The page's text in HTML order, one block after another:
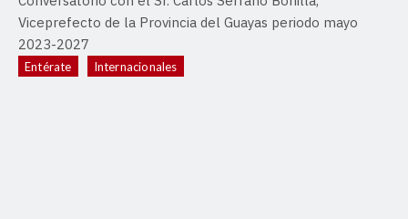
Viceprefecto de la Provincia del Guayas periodo mayo
2023-2027
Entérate Internacionales